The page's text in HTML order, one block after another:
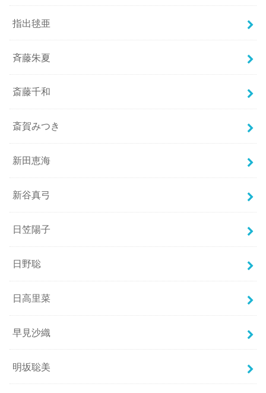
指出毬亜
斉藤朱夏
斎藤千和
斎賀みつき
新田恵海
新谷真弓
日笠陽子
日野聡
日高里菜
早見沙織
明坂聡美